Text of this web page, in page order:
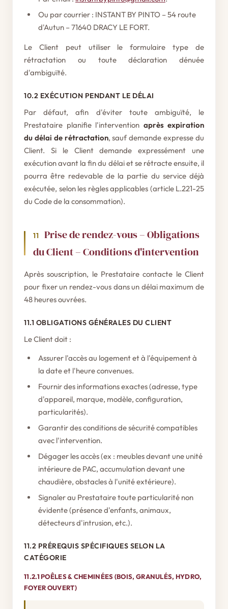
Ou par courrier : INSTANT BY PINTO – 54 route
d'Autun – 71640 DRACY LE FORT.
Le Client peut utiliser le formulaire type de
rétractation ou toute déclaration dénuée
d'ambiguïté.
10.2 EXÉCUTION PENDANT LE DÉLAI
Par défaut, afin d'éviter toute ambiguïté, le
Prestataire planifie l'intervention après expiration
du délai de rétractation, sauf demande expresse du
Client. Si le Client demande expressément une
exécution avant la fin du délai et se rétracte ensuite, il
pourra être redevable de la partie du service déjà
exécutée, selon les règles applicables (article L.221-25
du Code de la consommation).
11
Prise de rendez-vous – Obligations
du Client – Conditions d'intervention
Après souscription, le Prestataire contacte le Client
pour fixer un rendez-vous dans un délai maximum de
48 heures ouvrées.
11.1 OBLIGATIONS GÉNÉRALES DU CLIENT
Le Client doit :
Assurer l'accès au logement et à l'équipement à
la date et l'heure convenues.
Fournir des informations exactes (adresse, type
d'appareil, marque, modèle, configuration,
particularités).
Garantir des conditions de sécurité compatibles
avec l'intervention.
Dégager les accès (ex : meubles devant une unité
intérieure de PAC, accumulation devant une
chaudière, obstacles à l'unité extérieure).
Signaler au Prestataire toute particularité non
évidente (présence d'enfants, animaux,
détecteurs d'intrusion, etc.).
11.2 PRÉREQUIS SPÉCIFIQUES SELON LA
CATÉGORIE
11.2.1 POÊLES & CHEMINÉES (BOIS, GRANULÉS, HYDRO,
FOYER OUVERT)